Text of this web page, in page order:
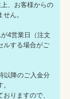
、お客様からの
ん。
4営業日（注文
ルする場合がご
以降のご入金分
。
りますので、